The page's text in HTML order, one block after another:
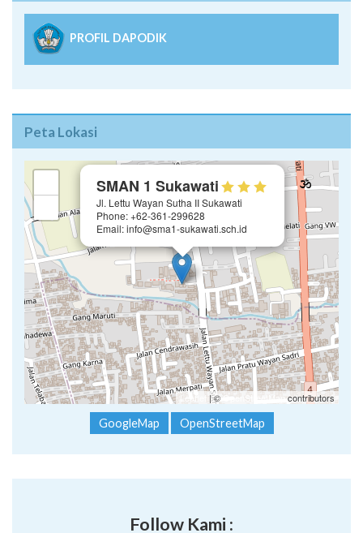
PROFIL DAPODIK
Peta Lokasi
SMAN 1 Sukawati
Jl. Lettu Wayan Sutha II Sukawati
Phone: +62-361-299628
Email: info@sma1-sukawati.sch.id
Leaflet | ©OpenStreetMap contributors
GoogleMap OpenStreetMap
Follow Kami :